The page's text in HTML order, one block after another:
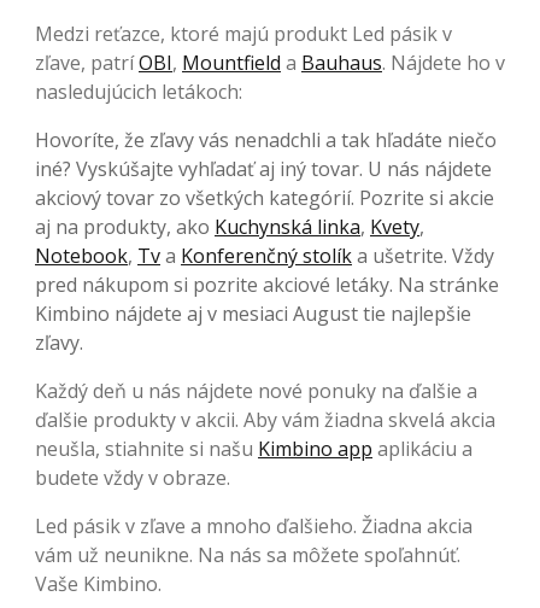
Medzi reťazce, ktoré majú produkt Led pásik v
zľave, patríOBI, Mountfield a Bauhaus. Nájdete ho v
nasledujúcich letákoch:
Hovoríte, že zľavy vás nenadchli a tak hľadáte niečo
iné? Vyskúšajte vyhľadať aj iný tovar. U nás nájdete
akciový tovar zo všetkých kategórií. Pozrite si akcie
aj na produkty, ako Kuchynská linka, Kvety,
Notebook, Tva Konferenčný stolíka ušetrite. Vždy
pred nákupom si pozrite akciové letáky. Na stránke
Kimbino nájdete aj v mesiaci August tie najlepšie
zľavy.
Každý deň u nás nájdete nové ponuky na ďalšie a
ďalšie produkty v akcii. Aby vám žiadna skvelá akcia
neušla, stiahnite si našu Kimbino app aplikáciu a
budete vždy v obraze.
Led pásik v zľave a mnoho ďalšieho. Žiadna akcia
vám už neunikne. Na nás sa môžete spoľahnúť.
Vaše Kimbino.